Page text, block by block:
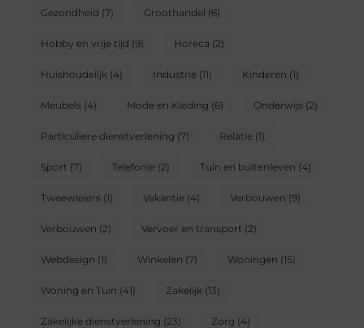
Gezondheid (7) Groothandel (6)
Hobby en vrije tijd (9) Horeca (2)
Huishoudelijk (4) Industrie (11) Kinderen (1)
Meubels (4) Mode en Kleding (6) Onderwijs (2)
Particuliere dienstverlening (7) Relatie (1)
Sport (7) Telefonie (2) Tuin en buitenleven (4)
Tweewielers (1) Vakantie (4) Verbouwen (9)
Verbouwen (2) Vervoer en transport (2)
Webdesign (1) Winkelen (7) Woningen (15)
Woning en Tuin (41) Zakelijk (13)
Zakelijke dienstverlening (23) Zorg (4)